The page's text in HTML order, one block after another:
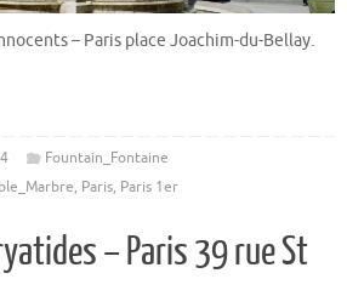
– Paris place Joachim-du-Bellay.
Fountain_Fontaine
, Paris, Paris 1er
– Paris 39 rue St